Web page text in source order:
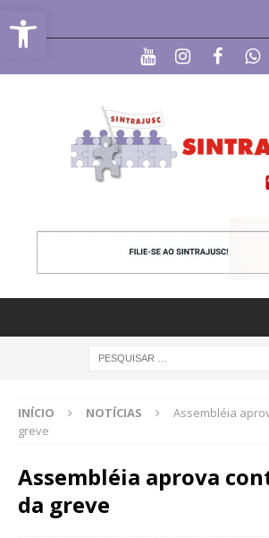
Abrir a barra de ferramentas
INÍCIO NOTÍCIAS
Assembléia
greve
Assembléia aprova
da greve